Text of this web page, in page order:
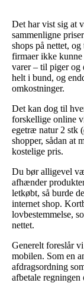
Det har vist sig at
sammenligne
shops på nettet,
firmaer ikke kunne
varer – til piger og
helt i bund, og
omkostninger.
Det kan dog til
forskellige online
egetræ natur 2 stk
shopper, sådan at
kostelige pris.
Du bør alligevel
afhænder
letkøbt, så burde
internet shop.
lovbestemmelse,
nettet.
Generelt foreslår
mobilen. Som en
afdragsordning
afbetale